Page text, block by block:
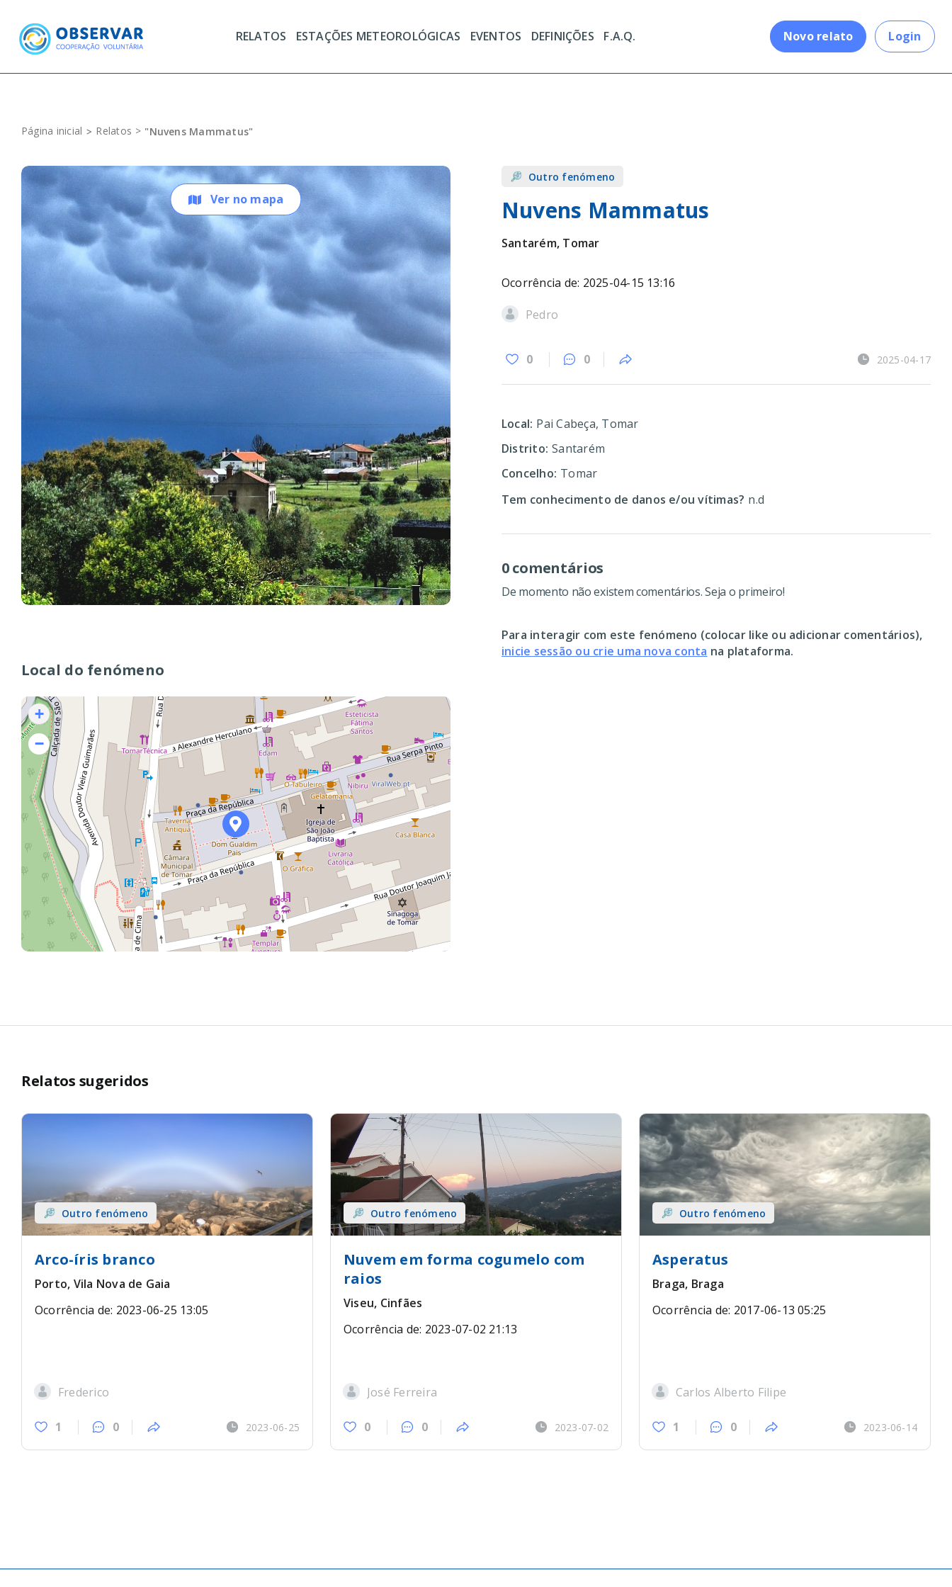
content
RELATOS ESTAÇÕES METEOROLÓGICAS EVENTOS DEFINIÇÕES F.A.Q. Novo relato Login
Página inicial Relatos "Nuvens Mammatus"
Ver no mapa
Local do fenómeno
+
−
Outro fenómeno
Nuvens Mammatus
Santarém, Tomar
Ocorrência de: 2025-04-15 13:16
Pedro
0 0 2025-04-17
Local: Pai Cabeça, Tomar
Distrito: Santarém
Concelho: Tomar
Tem conhecimento de danos e/ou vítimas? n.d
0 comentários
De momento não existem comentários. Seja o primeiro!
Para interagir com este fenómeno (colocar like ou adicionar comentários),
inicie sessão ou crie uma nova conta na plataforma.
Relatos sugeridos
Outro fenómeno
Arco-íris branco
Porto, Vila Nova de Gaia
Ocorrência de: 2023-06-25 13:05
Frederico
1 0 2023-06-25
Outro fenómeno
Nuvem em forma cogumelo com
raios
Viseu, Cinfães
Ocorrência de: 2023-07-02 21:13
José Ferreira
0 0 2023-07-02
Outro fenómeno
Asperatus
Braga, Braga
Ocorrência de: 2017-06-13 05:25
Carlos Alberto Filipe
1 0 2023-06-14